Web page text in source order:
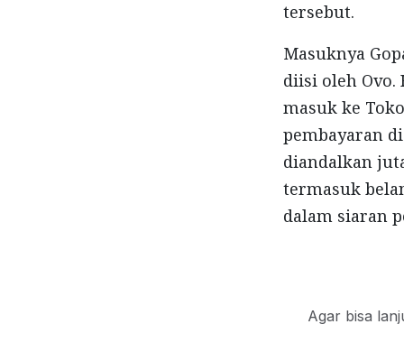
tersebut.
Masuknya
diisi oleh Ovo.
masuk ke
pembayaran
diandalkan
termasuk
dalam siaran
Agar bisa